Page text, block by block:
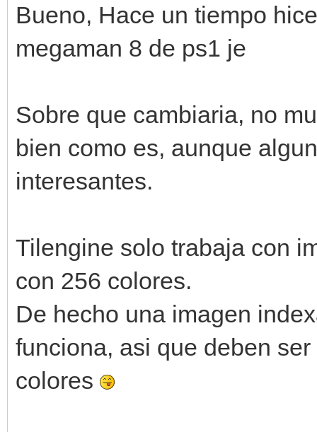
Bueno, Hace un tiempo
megaman 8 de ps1 je
Sobre que cambiaria, no
bien como es, aunque
interesantes.
Tilengine solo trabaja con
con 256 colores.
De hecho una imagen
funciona, asi que deben
colores